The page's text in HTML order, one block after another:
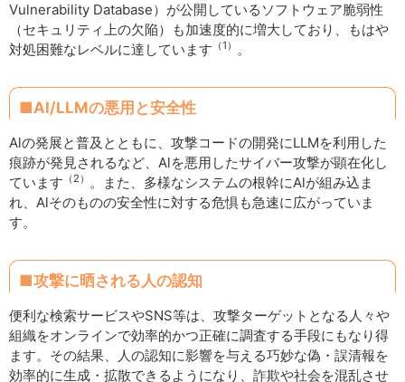
Vulnerability Database）が公開しているソフトウェア脆弱性
（セキュリティ上の欠陥）も加速度的に増大しており、もはや
対処困難なレベルに達しています （1） 。
■AI/LLMの悪用と安全性
Alの発展と普及とともに、攻撃コードの開発にLLMを利用した
痕跡が発見されるなど、Alを悪用したサイバー攻撃が顕在化し
ています （2） 。また、多様なシステムの根幹にAlが組み込ま
れ、Alそのものの安全性に対する危惧も急速に広がっていま
す。
■攻撃に晒される人の認知
便利な検索サービスやSNS等は、攻撃ターゲットとなる人々や
組織をオンラインで効率的かつ正確に調査する手段にもなり得
ます。その結果、人の認知に影響を与える巧妙な偽・誤清報を
効率的に生成・拡散できるようになり、詐欺や社会を混乱させ